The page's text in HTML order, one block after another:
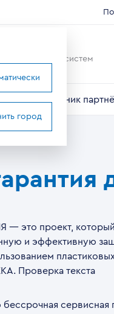
оконных систем
Справочник
— это проект,
и эффективную
Проверка текста
сервисная
город